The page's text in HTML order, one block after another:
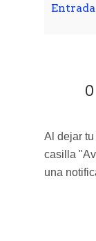
Al dejar
casilla
una